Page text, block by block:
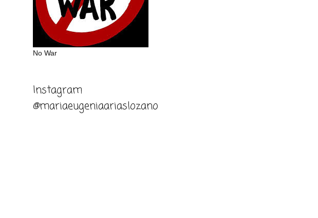
No War
Instagram
@mariaeugeniaariaslozano